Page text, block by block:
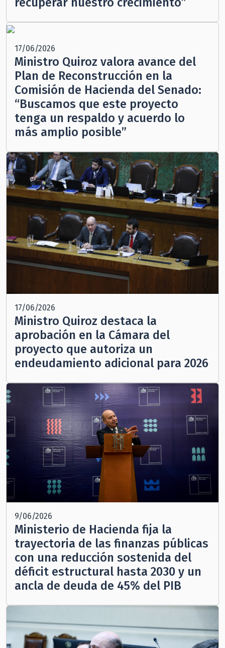
17/06/2026
Ministro Quiroz valora avance del
Plan de Reconstrucción en la
Comisión de Hacienda del Senado:
“Buscamos que este proyecto
tenga un respaldo y acuerdo lo
más amplio posible”
17/06/2026
Ministro Quiroz destaca la
aprobación en la Cámara del
proyecto que autoriza un
endeudamiento adicional para 2026
9/06/2026
Ministerio de Hacienda fija la
trayectoria de las finanzas públicas
con una reducción sostenida del
déficit estructural hasta 2030 y un
ancla de deuda de 45% del PIB